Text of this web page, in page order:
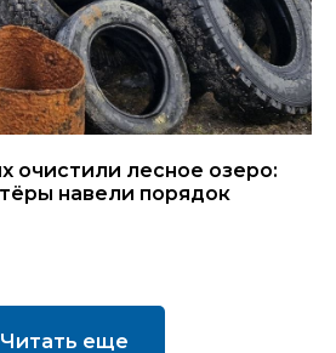
очистили лесное озеро:
навели порядок
Читать еще